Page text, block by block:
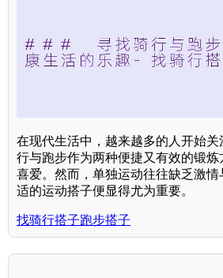
在现代生活中，越来越多的人开始
行与跑步作为两种便捷又有效的锻
喜爱。然而，单独运动往往缺乏激
适的运动搭子便显得尤为重要。
找骑行搭子跑步搭子